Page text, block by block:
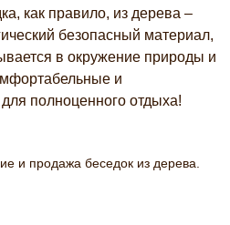
как правило, из дерева –
безопасный материал,
в окружение природы и
и
полноценного отдыха!
и продажа беседок из дерева.